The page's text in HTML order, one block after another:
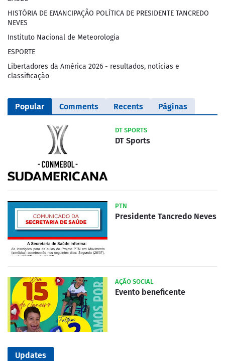
HISTÓRIA DE EMANCIPAÇÃO POLÍTICA DE PRESIDENTE TANCREDO
NEVES
Instituto Nacional de Meteorologia
ESPORTE
Libertadores da América 2026 - resultados, notícias e
classificação
Popular Comments Recents Páginas
DT SPORTS
DT Sports
PTN
Presidente Tancredo Neves
AÇÃO SOCIAL
Evento beneficente
Updates